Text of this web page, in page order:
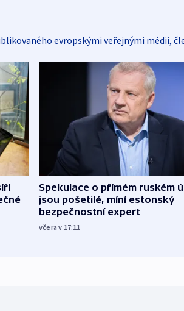
evropskými veřejnými médii,
Spekulace o přímém ruském
jsou pošetilé, míní estonský
bezpečnostní expert
včera v 17:11